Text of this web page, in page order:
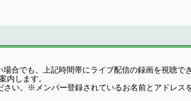
合でも、上記時間帯にライブ配信の録画を視聴でき
内します。
い。※メンバー登録されているお名前とアドレス